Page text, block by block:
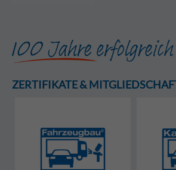
ZERTIFIKATE &